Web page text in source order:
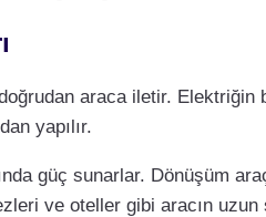
araca iletir.
yapılır.
güç sunarlar. Dönüşüm
ve oteller gibi aracın